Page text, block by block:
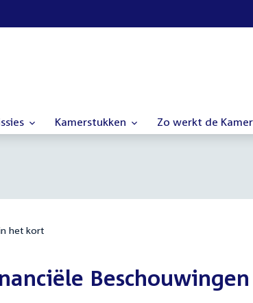
Kamerstukken Zo werkt de Kamer
het kort
Beschouwingen